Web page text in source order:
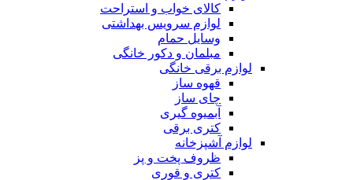
کالای خواب و استراحت
لوازم سرویس بهداشتی
وسایل حمام
مبلمان و دکور خانگی
لوازم برقی خانگی
قهوه ساز
چای ساز
آبمیوه گیری
کتری برقی
لوازم آشپزخانه
ظروف پخت و پز
کتری و قوری